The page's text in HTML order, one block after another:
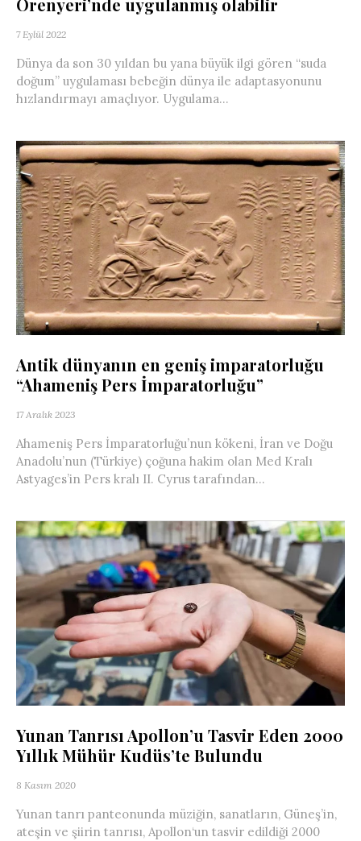
Örenyeri’nde uygulanmış olabilir
7 Eylül 2022
Dünya da son 30 yıldan bu yana büyük ilgi gören “suda
doğum” uygulaması bebeğin dünya ile adaptasyonunu
hızlandırmayı amaçlıyor. Uygulama...
Antik dünyanın en geniş imparatorluğu
“Ahameniş Pers İmparatorluğu”
17 Aralık 2023
Ahameniş Pers İmparatorluğu’nun kökeni, İran ve Doğu
Anadolu’nun (Türkiye) çoğuna hakim olan Med Kralı
Astyages’in Pers kralı II. Cyrus tarafından...
Yunan Tanrısı Apollon’u Tasvir Eden 2000
Yıllık Mühür Kudüs’te Bulundu
8 Kasım 2020
Yunan tanrı panteonunda müziğin, sanatların, Güneş’in,
ateşin ve şiirin tanrısı, Apollon‘un tasvir edildiği 2000